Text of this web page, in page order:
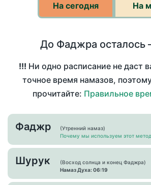
На сегодня На
До Фаджра осталось
!!! Ни одно расписание не даст
точное время намазов,
прочитайте: Правильное
Фаджр
(Утренний намаз)
Почему мы используем этот
Шурук
(Восход солнца и конец Фаджра)
Намаз Духа: 06:19